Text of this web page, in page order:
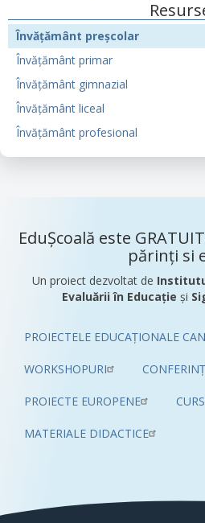
Învățământ preșcolar
Învățământ primar
Învățământ gimnazial
Învățământ liceal
Învățământ profesional
EduȘcoală este
părinți si
Un proiect dezvoltat de
Evaluării în Educație și
Pub
PROIECTELE EDUCAȚIONALE
WORKSHOPURI
PROIECTE EUROPENE
MATERIALE DIDACTICE